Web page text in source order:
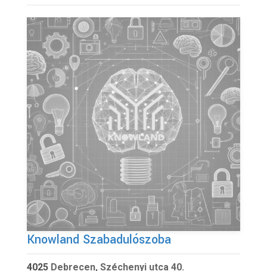
Knowland Szabadulószoba
4025 Debrecen, Széchenyi utca 40.